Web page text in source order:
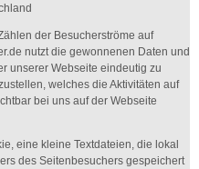
der Besucherströme auf
nutzt die gewonnenen Daten und
unserer Webseite eindeutig zu
welches die Aktivitäten auf
bei uns auf der Webseite
eine kleine Textdateien, die lokal
des Seitenbesuchers gespeichert